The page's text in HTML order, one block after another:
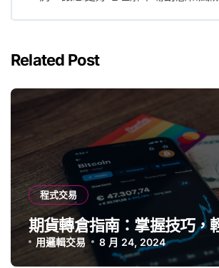
Related Post
程式交易
期貨轉倉指南：掌握技巧，
用邏輯交易 8 月 24, 2024